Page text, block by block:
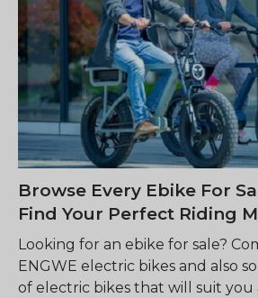
Browse Every Ebike For
Find Your Perfect Riding
Looking for an ebike for sale?
ENGWE electric bikes and also
of electric bikes that will suit you